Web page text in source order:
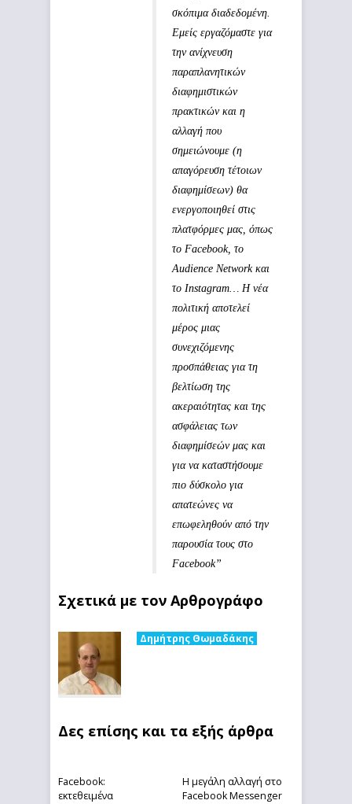
σκόπιμα διαδεδομένη.
Εμείς εργαζόμαστε για
την ανίχνευση
παραπλανητικών
διαφημιστικών
πρακτικών και η
αλλαγή που
σημειώνουμε (η
απαγόρευση τέτοιων
διαφημίσεων) θα
ενεργοποιηθεί στις
πλατφόρμες μας, όπως
το Facebook, το
Audience Network και
το Instagram… Η νέα
πολιτική αποτελεί
μέρος μιας
συνεχιζόμενης
προσπάθειας για τη
βελτίωση της
ακεραιότητας και της
ασφάλειας των
διαφημίσεών μας και
για να καταστήσουμε
πιο δύσκολο για
απατεώνες να
επωφεληθούν από την
παρουσία τους στο
Facebook”
Σχετικά με τον Αρθρογράφο
Δημήτρης Θωμαδάκης
Δες επίσης και τα εξής άρθρα
Facebook:
εκτεθειμένα
Η μεγάλη αλλαγή στο
Facebook Messenger